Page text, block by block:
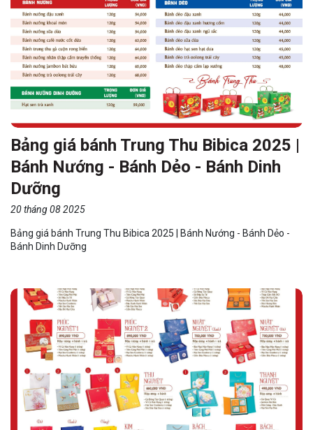
Bảng giá bánh Trung Thu Bibica 2025 |
Bánh Nướng - Bánh Dẻo - Bánh Dinh
Dưỡng
20 tháng 08 2025
Bảng giá bánh Trung Thu Bibica 2025 | Bánh Nướng - Bánh Dẻo -
Bánh Dinh Dưỡng